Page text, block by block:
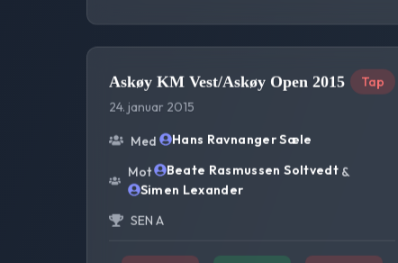
Askøy KM Vest/Askøy Open 2015
24. januar 2015
Tap
Med
Hans Ravnanger Sæle
Mot
Beate Rasmussen Soltvedt&
Simen Lexander
SEN A